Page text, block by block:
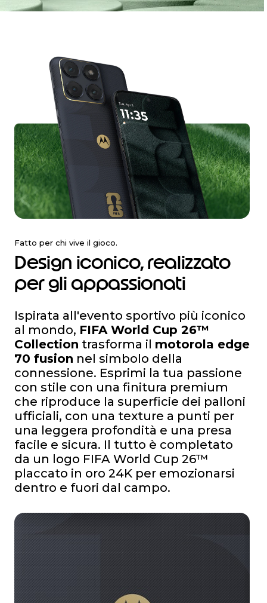
e
m
2
o
f
Fatto per chi vive il gioco.
Design iconico, realizzato
per gli appassionati
Ispirata all'evento sportivo più iconico
al mondo, FIFA World Cup 26™
Collection trasforma il motorola edge
70 fusion nel simbolo della
connessione. Esprimi la tua passione
con stile con una finitura premium
che riproduce la superficie dei palloni
ufficiali, con una texture a punti per
una leggera profondità e una presa
facile e sicura. Il tutto è completato
da un logo FIFA World Cup 26™
placcato in oro 24K per emozionarsi
dentro e fuori dal campo.